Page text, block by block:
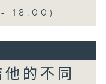
18:00)
的不同